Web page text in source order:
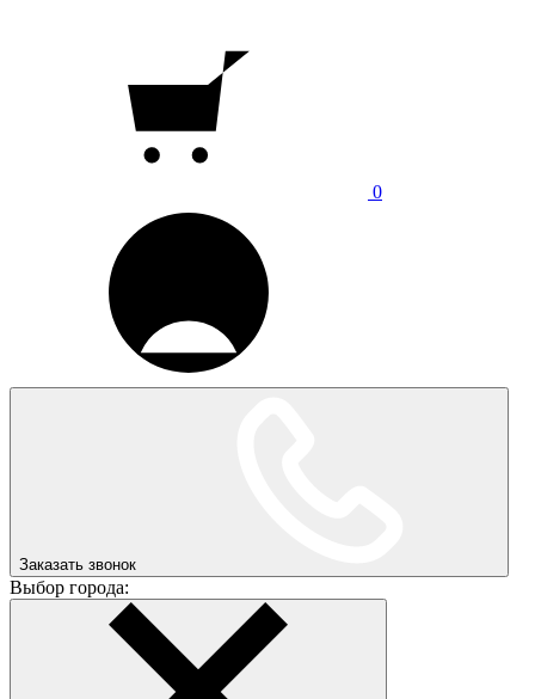
0
Заказать звонок
Выбор города: